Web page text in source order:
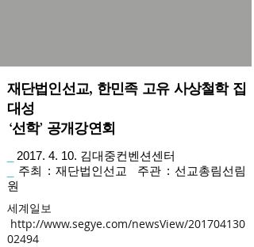
재단법인선교, 한민족 고유 사상철학 집
대성
‘선학’ 공개강연회
2017. 4. 10. 김대중컨벤션센터
주최 : 재단법인선교 주관 : 선교총림선림
원
세계일보
http://www.segye.com/newsView/201704130
02494